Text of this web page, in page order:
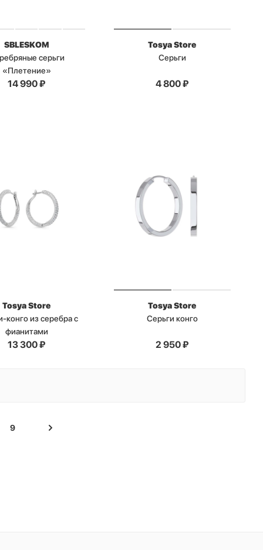
SBLESKOM
серьги
«Плетение»
14 990₽
Tosya Store
Серьги
4 800₽
Tosya Store
конго из серебра с
фианитами
13 300₽
Tosya Store
Серьги конго
2 950₽
9